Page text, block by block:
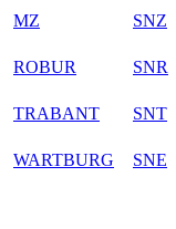
MZ SNZ
ROBUR
SNR
TRABANT
SNT
WARTBURG SNE